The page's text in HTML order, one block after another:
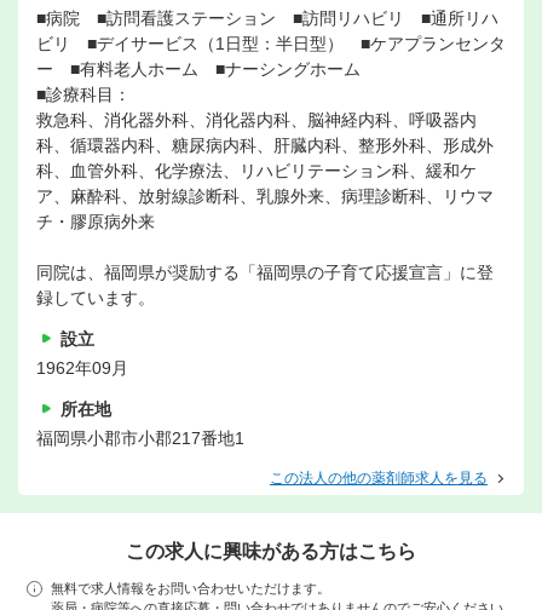
■病院 ■訪問看護ステーション ■訪問リハビリ ■通所リハ
ビリ ■デイサービス（1日型：半日型） ■ケアプランセンタ
ー ■有料老人ホーム ■ナーシングホーム
■診療科目：
救急科、消化器外科、消化器内科、脳神経内科、呼吸器内
科、循環器内科、糖尿病内科、肝臓内科、整形外科、形成外
科、血管外科、化学療法、リハビリテーション科、緩和ケ
ア、麻酔科、放射線診断科、乳腺外来、病理診断科、リウマ
チ・膠原病外来
同院は、福岡県が奨励する「福岡県の子育て応援宣言」に登
録しています。
設立
1962年09月
所在地
福岡県小郡市小郡217番地1
この法人の他の薬剤師求人を見る
この求人に興味がある方はこちら
無料で求人情報をお問い合わせいただけます。